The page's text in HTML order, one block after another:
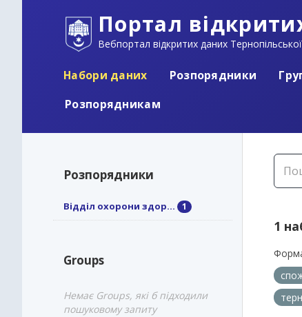
Портал
Вебпортал відкритих даних
Набори даних Розпорядники
Розпорядникам
Розпорядники
Відділ охорони здор... 1
Groups
Немає Groups, які б підходили
пошуковому запиту
1